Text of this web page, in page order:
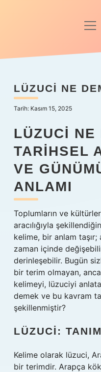
Anasayfa
Yasal Uyarı
Hakkımızda
LÜZUCI NE
Tarih: Kasım 15, 2025
LÜZUCI NE
TARIHSEL
VE
ANLAMI
Toplumların ve
aracılığıyla
kelime, bir anlam
zaman içinde
derinleşebilir. Bugün
bir terim olmayan,
kelimeyi, lüzuciyi
demek ve bu kavram
şekillenmiştir?
LÜZUCI:
Kelime olarak lüzuci,
bir terimdir. Arapça